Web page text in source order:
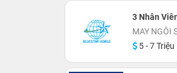
3 Nhân
MAY NGÔI
5 - 7 Triệu